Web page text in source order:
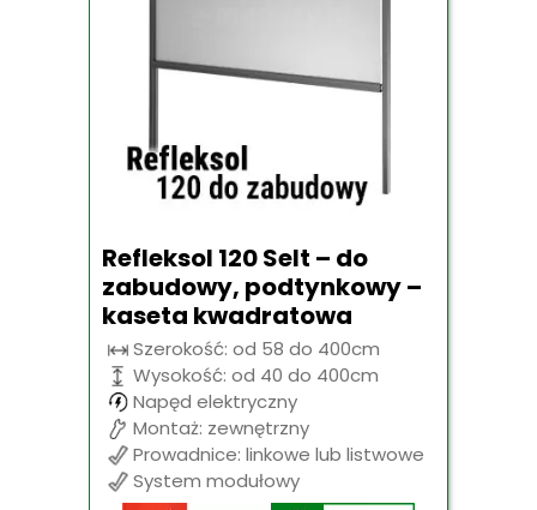
Refleksol 120 Selt – do
zabudowy, podtynkowy –
kaseta kwadratowa
Szerokość: od 58 do 400cm
Wysokość: od 40 do 400cm
Napęd elektryczny
Montaż: zewnętrzny
Prowadnice: linkowe lub listwowe
System modułowy